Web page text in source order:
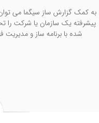
به کمک گزارش ساز سیگما می
پیشرفته یک سازمان یا شرکت را
شده با برنامه ساز و مدیریت